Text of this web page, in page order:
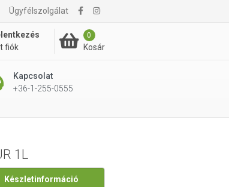
Ügyfélszolgálat
fiók
0
Kosár
Kapcsolat
+36-1-255-0555
Ft Kosárba rakom
1L
Készletinformáció